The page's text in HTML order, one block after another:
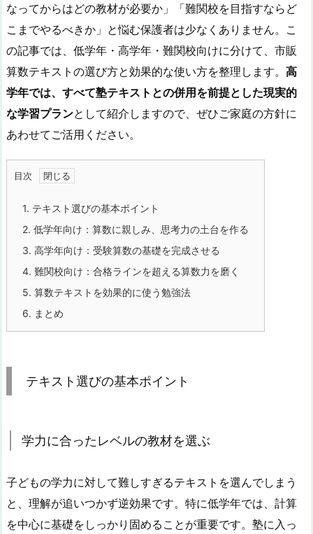
なってからはどの教材が必要か」「難関校を目指すならど
こまでやるべきか」と悩む保護者は少なくありません。こ
の記事では、低学年・高学年・難関校向けに分けて、市販
算数テキストの選び方と効果的な使い方を整理します。 高
学年では、すべて塾テキストとの併用を前提とした現実的
な学習プランとして紹介しますので、ぜひご家庭の方針に
あわせてご活用ください。
目次
1. テキスト選びの基本ポイント
2. 低学年向け：算数に親しみ、思考力の土台を作る
3. 高学年向け：受験算数の基礎を完成させる
4. 難関校向け：合格ラインを超える算数力を磨く
5. 算数テキストを効果的に使う勉強法
6. まとめ
テキスト選びの基本ポイント
学力に合ったレベルの教材を選ぶ
子どもの学力に対して難しすぎるテキストを選んでしまう
と、理解が追いつかず逆効果です。特に低学年では、計算
を中心に基礎をしっかり固めることが重要です。塾に入っ